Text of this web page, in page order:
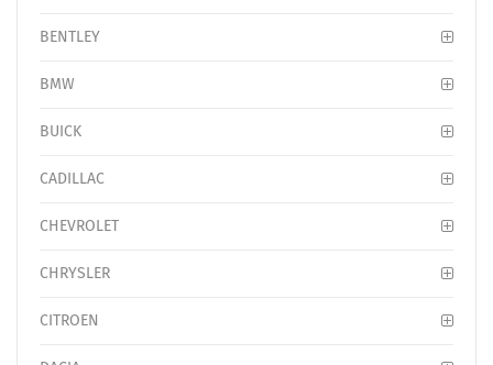
BENTLEY
BMW
BUICK
CADILLAC
CHEVROLET
CHRYSLER
CITROEN